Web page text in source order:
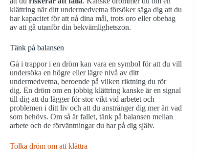
klättring när ditt undermedvetna försöker säga dig att du
har kapacitet för att nå dina mål, trots oro eller obehag
av att gå utanför din bekvämlighetszon.
Tänk på balansen
Gå i trappor i en dröm kan vara en symbol för att du vill
undersöka en högre eller lägre nivå av ditt
undermedvetna, beroende på vilken riktning du rör
dig. En dröm om en jobbig klättring kanske är en signal
till dig att du lägger för stor vikt vid arbetet och
problemen i ditt liv och att du anstränger dig mer än vad
som behövs. Om så är fallet, tänk på balansen mellan
arbete och de förväntningar du har på dig själv.
Tolka dröm om att klättra